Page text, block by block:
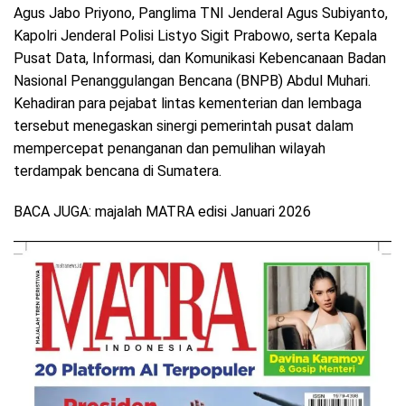
Agus Jabo Priyono, Panglima TNI Jenderal Agus Subiyanto,
Kapolri Jenderal Polisi Listyo Sigit Prabowo, serta Kepala
Pusat Data, Informasi, dan Komunikasi Kebencanaan Badan
Nasional Penanggulangan Bencana (BNPB) Abdul Muhari.
Kehadiran para pejabat lintas kementerian dan lembaga
tersebut menegaskan sinergi pemerintah pusat dalam
mempercepat penanganan dan pemulihan wilayah
terdampak bencana di Sumatera.
BACA JUGA: majalah MATRA edisi Januari 2026